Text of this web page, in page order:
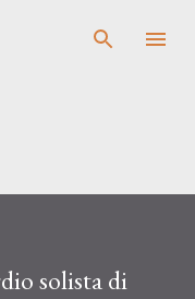
ai contenuti principali
solista di